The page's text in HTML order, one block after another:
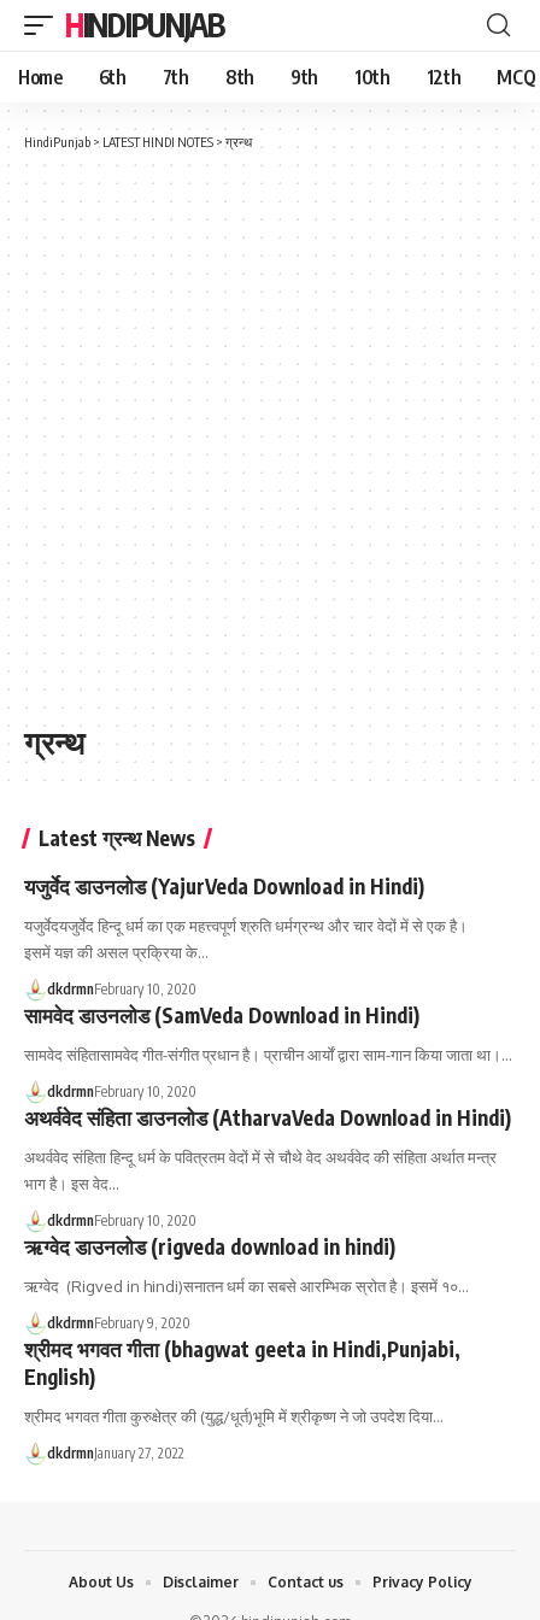
HINDIPUNJAB
Home 6th 7th 8th 9th 10th 12th MCQ
HindiPunjab > LATEST HINDI NOTES > ग्रन्थ
ग्रन्थ
Latest ग्रन्थ News
यजुर्वेद डाउनलोड (YajurVeda Download in Hindi)
यजुर्वेदयजुर्वेद हिन्दू धर्म का एक महत्त्वपूर्ण श्रुति धर्मग्रन्थ और चार वेदों में से एक है।
इसमें यज्ञ की असल प्रक्रिया के…
dkdrmnFebruary 10, 2020
सामवेद डाउनलोड (SamVeda Download in Hindi)
सामवेद संहितासामवेद गीत-संगीत प्रधान है। प्राचीन आर्यों द्वारा साम-गान किया जाता था।…
dkdrmnFebruary 10, 2020
अथर्ववेद संहिता डाउनलोड (AtharvaVeda Download in Hindi)
अथर्ववेद संहिता हिन्दू धर्म के पवित्रतम वेदों में से चौथे वेद अथर्ववेद की संहिता अर्थात मन्त्र
भाग है। इस वेद…
dkdrmnFebruary 10, 2020
ऋग्वेद डाउनलोड (rigveda download in hindi)
ऋग्वेद (Rigved in hindi)सनातन धर्म का सबसे आरम्भिक स्रोत है। इसमें १०…
dkdrmnFebruary 9, 2020
श्रीमद भगवत गीता (bhagwat geeta in Hindi,Punjabi,
English)
श्रीमद भगवत गीता कुरुक्षेत्र की (युद्ध/धूर्त)भूमि में श्रीकृष्ण ने जो उपदेश दिया…
dkdrmnJanuary 27, 2022
About Us Disclaimer Contact us Privacy Policy